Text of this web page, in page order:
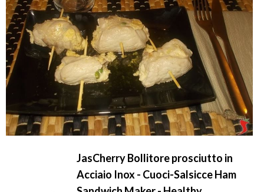
JasCherry Bollitore prosciutto in
Acciaio Inox - Cuoci-Salsicce Ham